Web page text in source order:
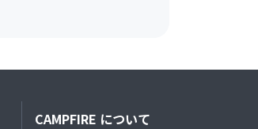
CAMPFIRE について